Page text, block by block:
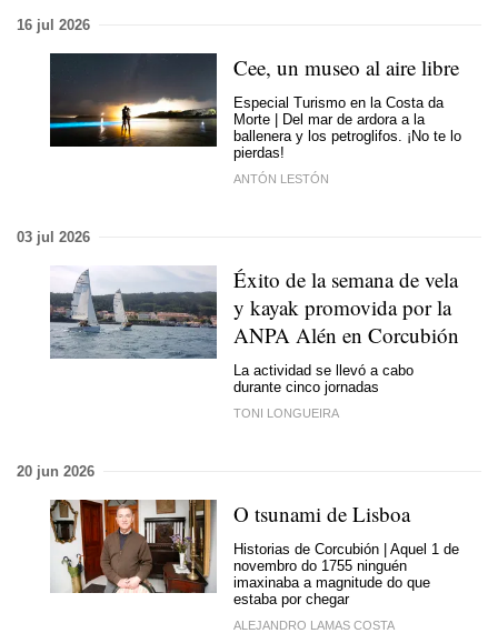
16 jul 2026
Cee, un museo al aire libre
Especial Turismo en la Costa da
Morte | Del mar de ardora a la
ballenera y los petroglifos. ¡No te lo
pierdas!
ANTÓN LESTÓN
03 jul 2026
Éxito de la semana de vela
y kayak promovida por la
ANPA Alén en Corcubión
La actividad se llevó a cabo
durante cinco jornadas
TONI LONGUEIRA
20 jun 2026
O tsunami de Lisboa
Historias de Corcubión | Aquel 1 de
novembro do 1755 ninguén
imaxinaba a magnitude do que
estaba por chegar
ALEJANDRO LAMAS COSTA